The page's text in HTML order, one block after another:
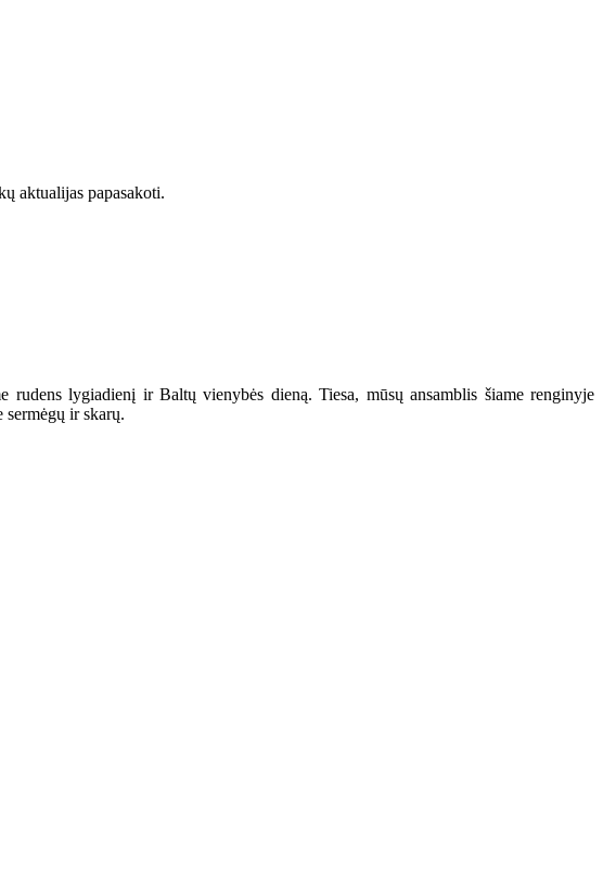
aktualijas papasakoti.
rudens lygiadienį ir Baltų vienybės dieną. Tiesa, mūsų ansamblis šiame renginyje
ir skarų.